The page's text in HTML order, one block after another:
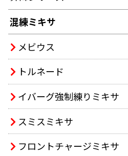
混練ミキサ
メビウス
トルネード
イバーグ強制練りミキサ
スミスミキサ
フロントチャージミキサ